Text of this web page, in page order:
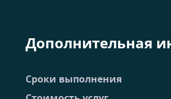
Дополнительная
Сроки выполнения